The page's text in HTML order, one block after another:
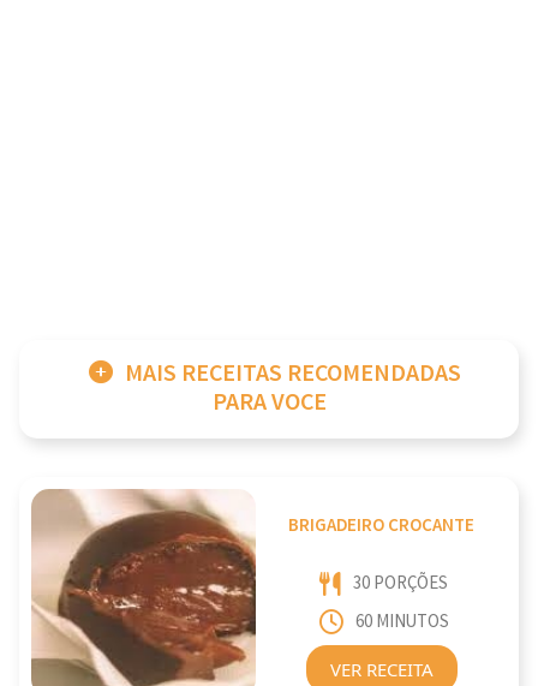
MAIS RECEITAS RECOMENDADAS
PARA VOCE
BRIGADEIRO CROCANTE
30 PORÇÕES
60 MINUTOS
VER RECEITA